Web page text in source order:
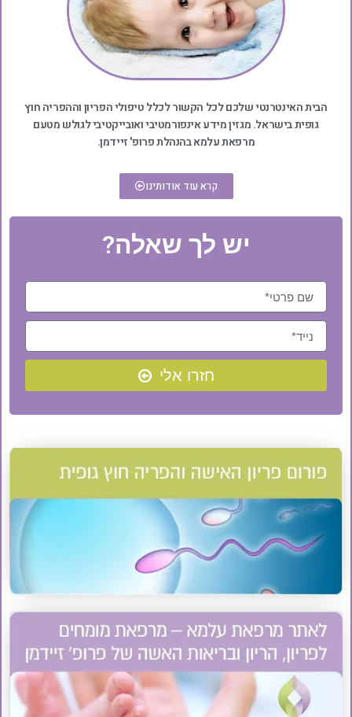
הבית האינטרנטי שלכם לכל הקשור לכלל טיפולי הפריון וההפריה חוץ
גופית בישראל. מגזין מידע אינפורמטיבי ואובייקטיבי לגולש מטעם
מרפאת עלמא בהנהלת פרופ' זיידמן.
קרא עוד אודותינו
יש לך שאלה?
חזרו אלי